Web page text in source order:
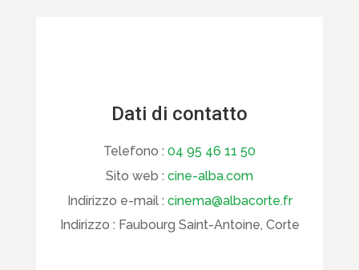
Dati di contatto
Telefono : 04 95 46 11 50
Sito web : cine-alba.com
Indirizzo e-mail : cinema@albacorte.fr
Indirizzo : Faubourg Saint-Antoine, Corte